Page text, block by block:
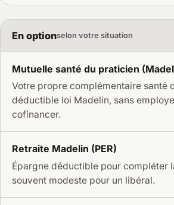
En optionselon votre situation
Mutuelle santé du praticien
Votre propre complémentaire santé
déductible loi Madelin, sans
cofinancer.
Retraite Madelin (PER)
Épargne déductible pour compléter
souvent modeste pour un libéral.